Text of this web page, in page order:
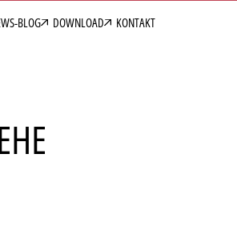
BLOG DOWNLOAD KONTAKT